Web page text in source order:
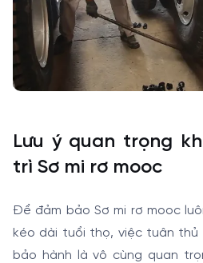
Lưu ý quan trọng
trì Sơ mi rơ mooc
Để đảm bảo Sơ mi rơ mooc
kéo dài tuổi thọ, việc tuân
bảo hành là vô cùng quan